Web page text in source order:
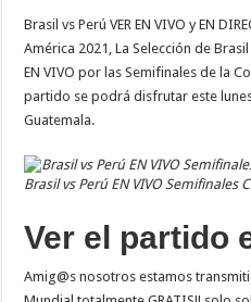
e
b
o
k
tt
er
at
sA
p
ai
l
Brasil vs Perú VER EN VIVO y EN
América 2021, La Selección de
EN VIVO por las Semifinales de la
partido se podrá disfrutar este
Guatemala.
Brasil vs Perú EN VIVO Semifinales
Ver el partido
Amig@s nosotros estamos